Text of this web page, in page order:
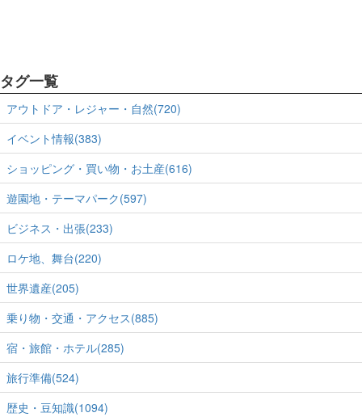
タグ一覧
アウトドア・レジャー・自然(720)
イベント情報(383)
ショッピング・買い物・お土産(616)
遊園地・テーマパーク(597)
ビジネス・出張(233)
ロケ地、舞台(220)
世界遺産(205)
乗り物・交通・アクセス(885)
宿・旅館・ホテル(285)
旅行準備(524)
歴史・豆知識(1094)